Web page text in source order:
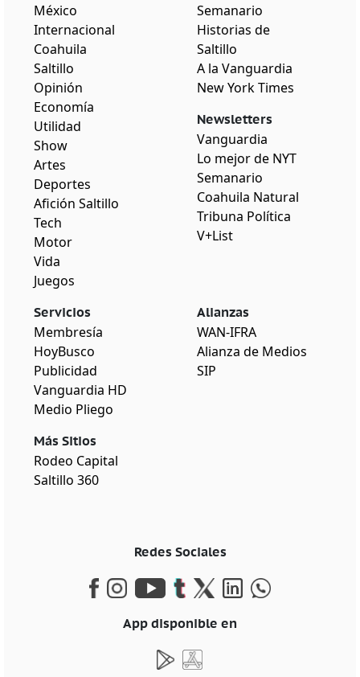
México
Internacional
Coahuila
Saltillo
Opinión
Economía
Utilidad
Show
Artes
Deportes
Afición Saltillo
Tech
Motor
Vida
Juegos
Semanario
Historias de
Saltillo
A la Vanguardia
New York Times
Newsletters
Vanguardia
Lo mejor de NYT
Semanario
Coahuila Natural
Tribuna Política
V+List
Servicios
Membresía
HoyBusco
Publicidad
Vanguardia HD
Medio Pliego
Más Sitios
Rodeo Capital
Saltillo 360
Alianzas
WAN-IFRA
Alianza de Medios
SIP
Redes Sociales
App disponible en